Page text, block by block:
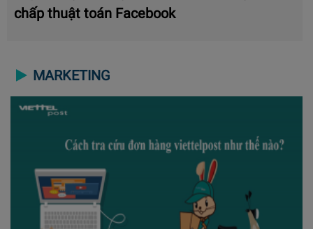
chấp thuật toán Facebook
MARKETING